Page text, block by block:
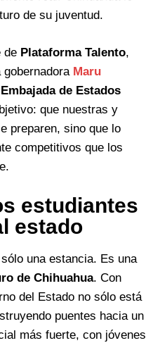
de su juventud.
de Plataforma Talento,
Maru
Embajada de Estados
que nuestras y
preparen, sino que lo
competitivos que los
estudiantes
estado
una estancia. Es una
de Chihuahua. Con
del Estado no sólo está
puentes hacia un
más fuerte, con jóvenes